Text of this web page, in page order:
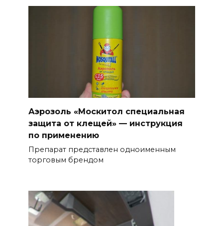
Аэрозоль «Москитол специальная
защита от клещей» — инструкция
по применению
Препарат представлен одноименным
торговым брендом